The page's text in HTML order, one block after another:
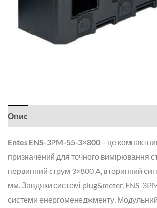
Опис
Entes ENS-3PM-55-3×800– це
призначений для точного вимірювання
первинний струм 3×800 A, вторинний
мм. Завдяки системі plug&meter, ENS-
системи енергоменеджменту. Модульний